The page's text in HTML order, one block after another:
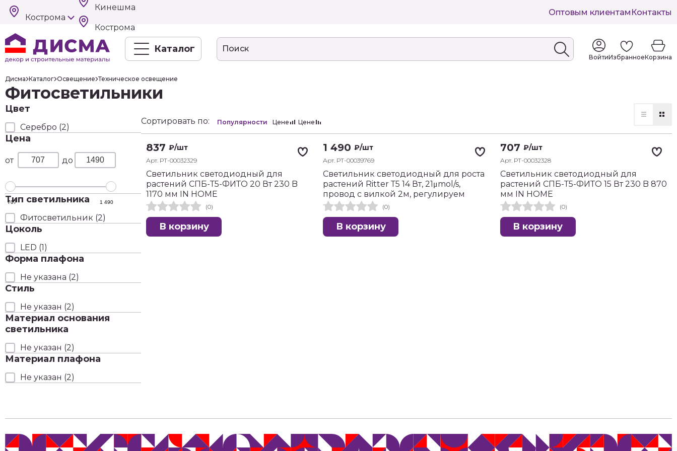
Кострома
Кинешма
Кострома
Оптовым клиентам Контакты
Каталог
ВойтиИзбранноеКорзина
Дисма Каталог Освещение Техническое освещение
Фитосветильники
Цвет
серебро (2)
Цена
707 1 490
Тип светильника
Фитосветильник (2)
Цоколь
LED (1)
Форма плафона
Не указана (2)
Стиль
Не указан (2)
Материал основания
светильника
Не указан (2)
Материал плафона
Не указан (2)
Сортировать по: Популярности Цене Цене
837 ₽/шт
Арт. РТ-00032329
Светильник светодиодный для
растений СПБ-Т5-ФИТО 20 Вт 230 B
1170 мм IN HOME
(0)
В корзину
1 490₽/шт
Арт. РТ-00039769
Светильник светодиодный для роста
растений Ritter Т5 14 Вт, 21μmol/s,
провод с вилкой 2м, регулируем
(0)
В корзину
707 ₽/шт
Арт. РТ-00032328
Светильник светодиодный для
растений СПБ-Т5-ФИТО 15 Вт 230 B 870
мм IN HOME
(0)
В корзину